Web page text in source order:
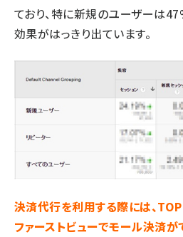
ており、特に新規のユーザーは
効果がはっきり出ています。
決済代行を利用する際には、TOP
ファーストビューでモール決済が